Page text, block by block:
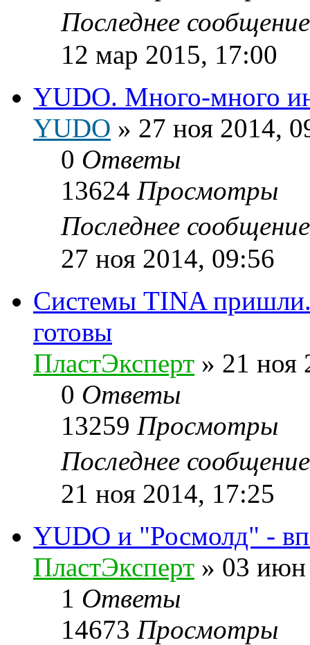
Последнее
12 мар 2015, 17:00
YUDO. Много-много
YUDO » 27 ноя 2014,
0 Ответы
13624 Просмотры
Последнее
27 ноя 2014, 09:56
Системы TINA
готовы
ПластЭксперт » 21 ноя
0 Ответы
13259 Просмотры
Последнее
21 ноя 2014, 17:25
YUDO и "Росмолд" -
ПластЭксперт » 03 июн
1 Ответы
14673 Просмотры